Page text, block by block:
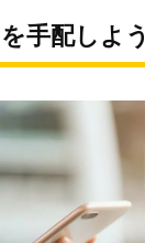
手配しよう